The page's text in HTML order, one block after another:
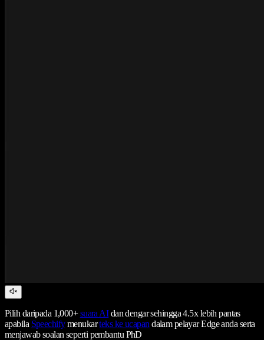
Pilih daripada 1,000+suara AIdan dengar sehingga 4.5x lebih pantas
apabila Speechifymenukarteks ke ucapan dalam pelayar Edge anda serta
menjawab soalan seperti pembantu PhD